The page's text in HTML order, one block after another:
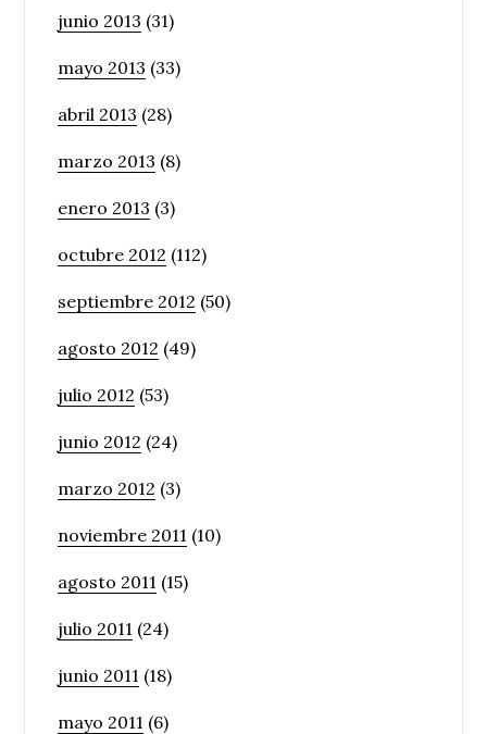
junio 2013 (31)
mayo 2013 (33)
abril 2013 (28)
marzo 2013 (8)
enero 2013 (3)
octubre 2012 (112)
septiembre 2012 (50)
agosto 2012 (49)
julio 2012 (53)
junio 2012 (24)
marzo 2012 (3)
noviembre 2011 (10)
agosto 2011 (15)
julio 2011 (24)
junio 2011 (18)
mayo 2011 (6)